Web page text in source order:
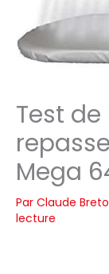
Test
Mega
Par Claude
lecture